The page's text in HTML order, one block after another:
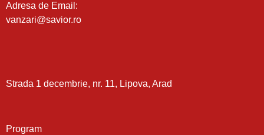
Adresa de Email:
vanzari@savior.ro
Strada 1 decembrie, nr. 11, Lipova, Arad
Program